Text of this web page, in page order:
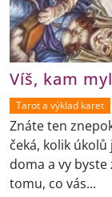
Víš, kam
Tarot a výklad karet
Znáte ten
čeká, kolik
doma a vy
tomu, co vás...